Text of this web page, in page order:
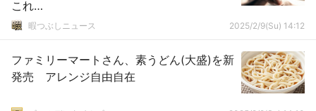
これ
WWWWWWWWWWWWWWWWWWWWｗ
暇つぶしニュース 2025/2/9(Su) 14:12
ファミリーマートさん、素うどん(大盛)を新
発売 アレンジ自由自在